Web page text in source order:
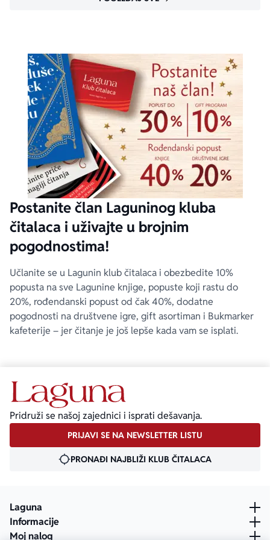
Postanite član Laguninog kluba
čitalaca i uživajte u brojnim
pogodnostima!
Učlanite se u Lagunin klub čitalaca i obezbedite 10%
popusta na sve Lagunine knjige, popuste koji rastu do
20%, rođendanski popust od čak 40%, dodatne
pogodnosti na društvene igre, gift asortiman i Bukmarker
kafeterije – jer čitanje je još lepše kada vam se isplati.
Pridruži se našoj zajednici i isprati dešavanja.
PRIJAVI SE NA NEWSLETTER LISTU
PRONAĐI NAJBLIŽI KLUB ČITALACA
Laguna
Informacije
Moj nalog